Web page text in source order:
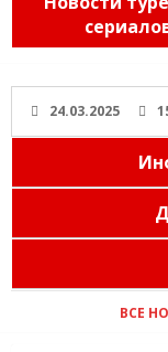
24.03.2025
ВСЕ